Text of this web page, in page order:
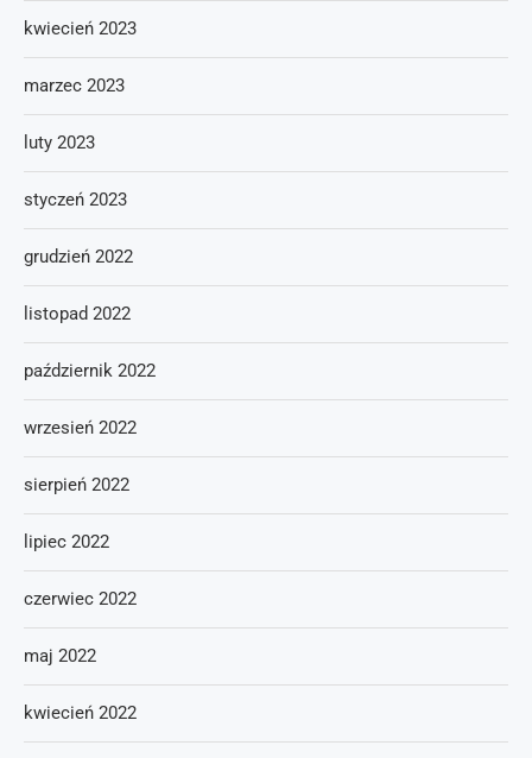
kwiecień 2023
marzec 2023
luty 2023
styczeń 2023
grudzień 2022
listopad 2022
październik 2022
wrzesień 2022
sierpień 2022
lipiec 2022
czerwiec 2022
maj 2022
kwiecień 2022